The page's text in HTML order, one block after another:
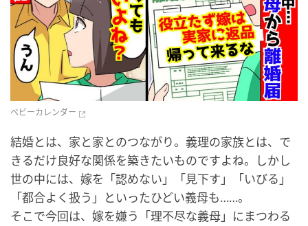
ベビーカレンダー
結婚とは、家と家とのつながり。義理の家族とは、で
きるだけ良好な関係を築きたいものですよね。しかし
世の中には、嫁を「認めない」「見下す」「いびる」
「都合よく扱う」といったひどい義母も……。
そこで今回は、嫁を嫌う「理不尽な義母」にまつわる